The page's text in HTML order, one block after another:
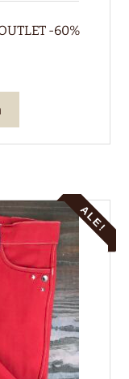
-60%
Nykyinen
on:
84,00 €.
ALE!